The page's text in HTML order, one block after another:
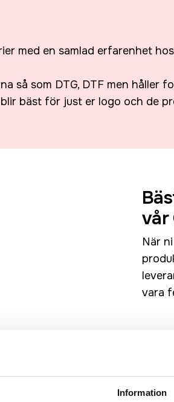
Information
med en samlad erfarenhet
så som DTG, DTF men
bäst för just er logo och de
vår
När
vara
från våra